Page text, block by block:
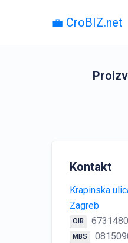
💼 CroBIZ.net
Kontakt
Krapinska
Zagreb
OIB
MBS